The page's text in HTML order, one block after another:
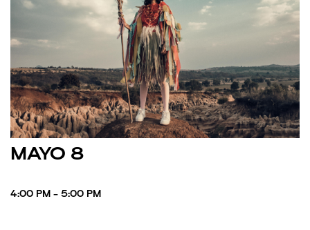
MAYO 8
4:00 PM - 5:00 PM